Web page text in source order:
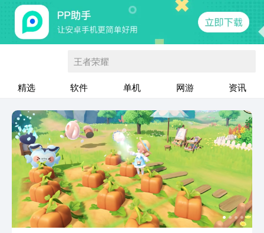
王者荣耀
精选 软件 单机 网游 资讯